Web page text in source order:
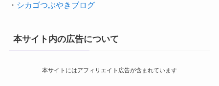
・ シカゴつぶやきブログ
本サイト内の広告について
本サイトにはアフィリエイト広告が含まれています